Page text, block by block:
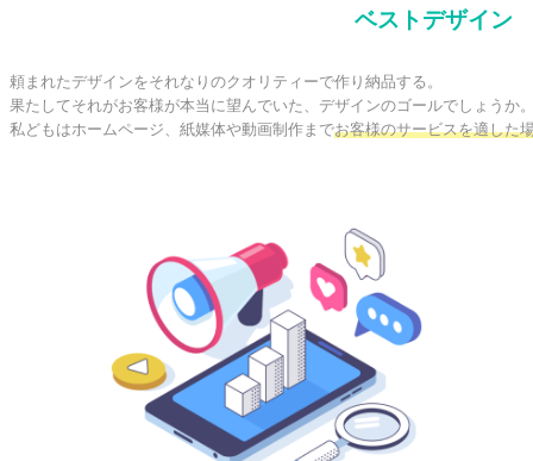
ベストデザイン
頼まれたデザインをそれなりのクオリティーで作り納品する。
果たしてそれがお客様が本当に望んでいた、デザインのゴールでしょうか
私どもはホームページ、紙媒体や動画制作までお客様のサービスを適した